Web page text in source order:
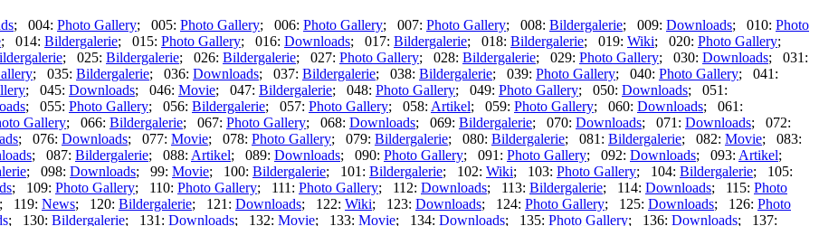
; 004: Photo Gallery; 005: Photo Gallery; 006: Photo Gallery; 007: Photo Gallery; 008: Bildergalerie; 009: Downloads; 010: Photo
; 014: Bildergalerie; 015: Photo Gallery; 016: Downloads; 017: Bildergalerie; 018: Bildergalerie; 019: Wiki; 020: Photo Gallery;
; 025: Bildergalerie; 026: Bildergalerie; 027: Photo Gallery; 028: Bildergalerie; 029: Photo Gallery; 030: Downloads; 031:
; 035: Bildergalerie; 036: Downloads; 037: Bildergalerie; 038: Bildergalerie; 039: Photo Gallery; 040: Photo Gallery; 041:
; 045: Downloads; 046: Movie; 047: Bildergalerie; 048: Photo Gallery; 049: Photo Gallery; 050: Downloads; 051:
; 055: Photo Gallery; 056: Bildergalerie; 057: Photo Gallery; 058: Artikel; 059: Photo Gallery; 060: Downloads; 061:
Gallery; 066: Bildergalerie; 067: Photo Gallery; 068: Downloads; 069: Bildergalerie; 070: Downloads; 071: Downloads; 072:
; 076: Downloads; 077: Movie; 078: Photo Gallery; 079: Bildergalerie; 080: Bildergalerie; 081: Bildergalerie; 082: Movie; 083:
; 087: Bildergalerie; 088: Artikel; 089: Downloads; 090: Photo Gallery; 091: Photo Gallery; 092: Downloads; 093: Artikel;
; 098: Downloads; 99: Movie; 100: Bildergalerie; 101: Bildergalerie; 102: Wiki; 103: Photo Gallery; 104: Bildergalerie; 105:
; 109: Photo Gallery; 110: Photo Gallery; 111: Photo Gallery; 112: Downloads; 113: Bildergalerie; 114: Downloads; 115: Photo
; 119: News; 120: Bildergalerie; 121: Downloads; 122: Wiki; 123: Downloads; 124: Photo Gallery; 125: Downloads; 126: Photo
; 130: Bildergalerie; 131: Downloads; 132: Movie; 133: Movie; 134: Downloads; 135: Photo Gallery; 136: Downloads; 137: